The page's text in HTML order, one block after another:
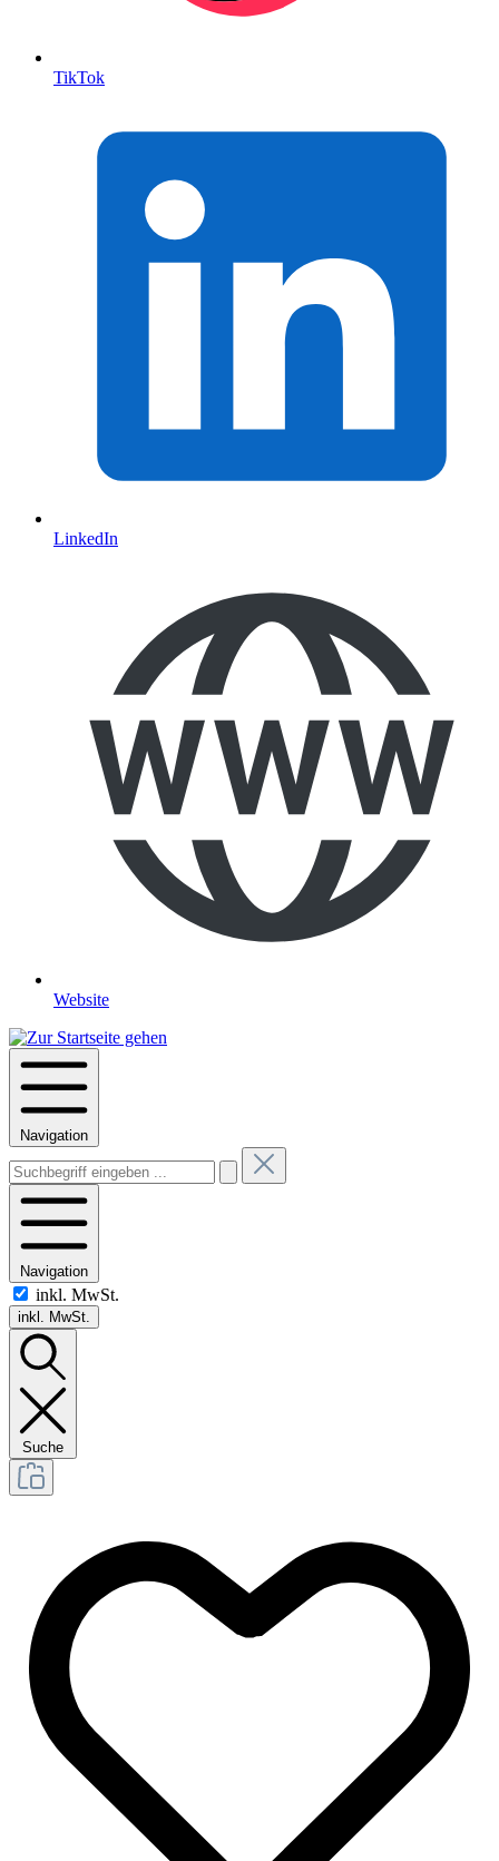
TikTok
LinkedIn
Website
Navigation
Navigation
inkl. MwSt.
inkl. MwSt.
Suche